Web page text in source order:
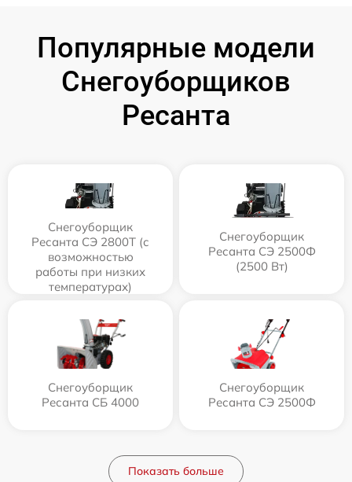
Популярные модели
Снегоуборщиков
Ресанта
Снегоуборщик
Ресанта СЭ 2800Т (с
возможностью
работы при низких
температурах)
Снегоуборщик
Ресанта СЭ 2500Ф
(2500 Вт)
Снегоуборщик
Ресанта СБ 4000
Снегоуборщик
Ресанта СЭ 2500Ф
Показать больше